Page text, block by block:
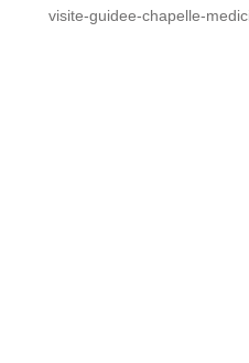
visite-guidee-chapelle-